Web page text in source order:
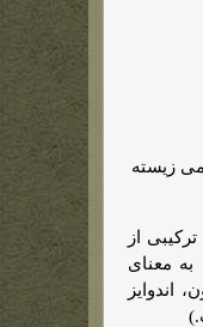
می زیسته
از
ادغام کلمه ی Andy’s son به معنای
اندوایز